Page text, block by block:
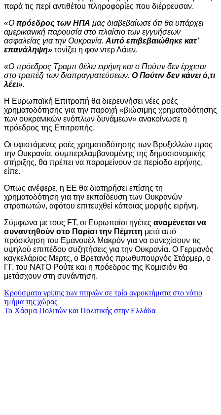
παρά τις περί αντιθέτου πληροφορίες που διέρρευσαν.
«Ο πρόεδρος των ΗΠΑ μας διαβεβαίωσε ότι θα υπάρχει
αμερικανική παρουσία στο πλαίσιο των εγγυήσεων
ασφαλείας για την Ουκρανία. Αυτό επιβεβαιώθηκε κατ’
επανάληψη» τονίζει η φον ντερ Λάιεν.
«Ο πρόεδρος Τραμπ θέλει ειρήνη και ο Πούτιν δεν έρχεται
στο τραπέζι των διαπραγματεύσεων. Ο Πούτιν δεν κάνει ό,τι
λέει».
Η Ευρωπαϊκή Επιτροπή θα διερευνήσει νέες ροές
χρηματοδότησης για την παροχή «βιώσιμης χρηματοδότησης
των ουκρανικών ενόπλων δυνάμεων» ανακοίνωσε η
πρόεδρος της Επιτροπής.
Οι υφιστάμενες ροές χρηματοδότησης των Βρυξελλών προς
την Ουκρανία, συμπεριλαμβανομένης της δημοσιονομικής
στήριξης, θα πρέπει να παραμείνουν σε περίοδο ειρήνης,
είπε.
Όπως ανέφερε, η ΕΕ θα διατηρήσει επίσης τη
χρηματοδότηση για την εκπαίδευση των Ουκρανών
στρατιωτών, αφότου επιτευχθεί κάποιας μορφής ειρήνη.
Σύμφωνα με τους FT, οι Ευρωπαίοι ηγέτες αναμένεται να
συναντηθούν στο Παρίσι την Πέμπτη μετά από
πρόσκληση του Εμανουέλ Μακρόν για να συνεχίσουν τις
υψηλού επιπέδου συζητήσεις για την Ουκρανία. O Γερμανός
καγκελάριος Μερτς, ο Βρετανός πρωθυπουργός Στάρμερ, ο
ΓΓ. του ΝΑΤΟ Ρούτε και η πρόεδρος της Κομισιόν θα
μετάσχουν στη συνάντηση.
Πλοήγηση
άρθρων
Κρούσματα γρίπης των πτηνών σε τρία αγροκτήματα στο νότιο
τμήμα της χώρας
Το Χάσμα Πολιτών και Πολιτικής στην Ελλάδα